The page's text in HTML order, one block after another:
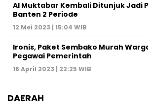
Al Muktabar Kembali Ditunjuk Jadi
Banten 2 Periode
12 Mei 2023 | 15:04 WIB
Ironis, Paket Sembako Murah
Pegawai Pemerintah
16 April 2023 | 22:25 WIB
DAERAH